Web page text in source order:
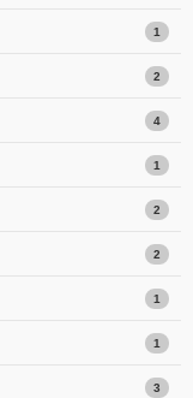
1
2
4
1
2
2
1
1
3